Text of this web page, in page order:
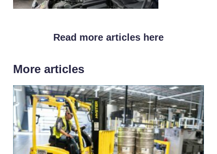
Read more articles here
More articles